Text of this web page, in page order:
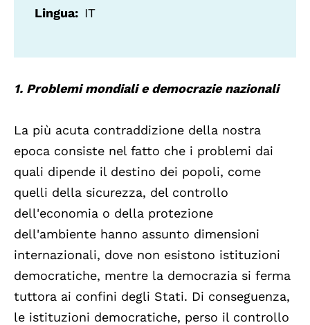
Lingua IT
1. Problemi mondiali e democrazie nazionali
La più acuta contraddizione della nostra
epoca consiste nel fatto che i problemi dai
quali dipende il destino dei popoli, come
quelli della sicurezza, del controllo
dell'economia o della protezione
dell'ambiente hanno assunto dimensioni
internazionali, dove non esistono istituzioni
democratiche, mentre la democrazia si ferma
tuttora ai confini degli Stati. Di conseguenza,
le istituzioni democratiche, perso il controllo